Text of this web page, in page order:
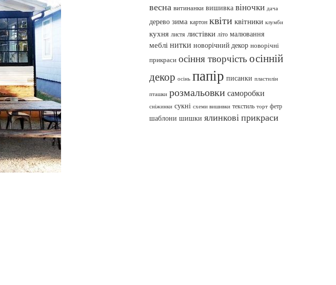
весна витинанки вишивка віночки дача
дерево зима картон квіти квітники клумби
кухня листя листівки літо малювання
меблі нитки новорічний декор новорічні
прикраси осіння творчість осінній
декор осінь папір писанки пластилін
пташки розмальовки саморобки
сніжинки сукні схеми вишивки текстиль торт фетр
шаблони шишки ялинкові прикраси